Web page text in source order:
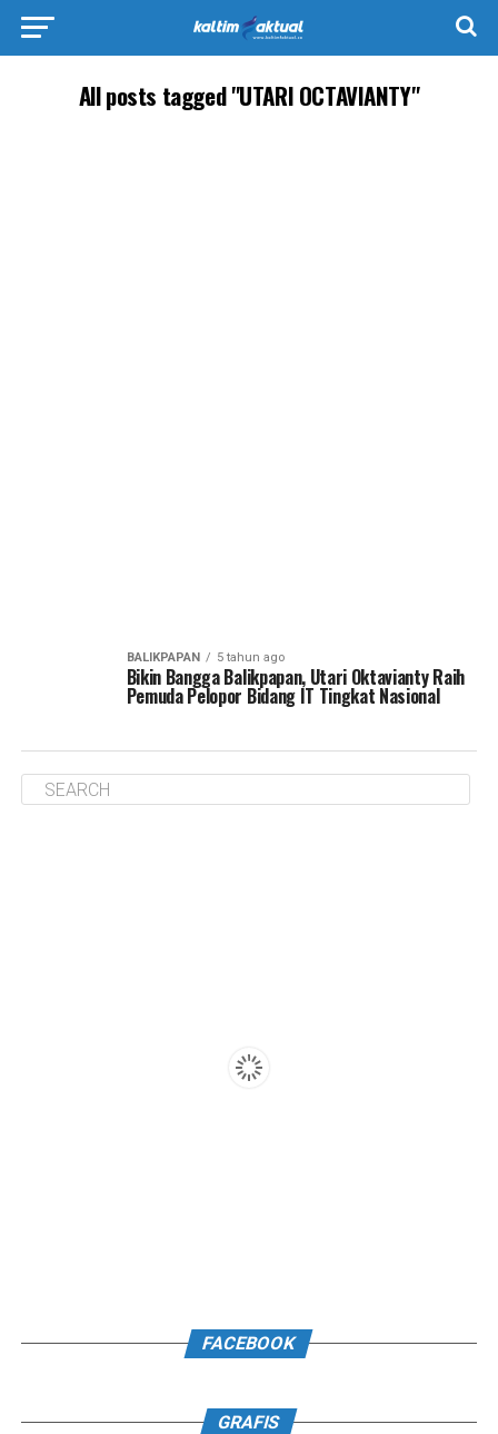
All posts tagged "UTARI OCTAVIANTY"
BALIKPAPAN 5 tahun ago
Bikin Bangga Balikpapan, Utari Oktavianty Raih
Pemuda Pelopor Bidang IT Tingkat Nasional
FACEBOOK
GRAFIS